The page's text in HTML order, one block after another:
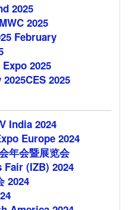
2025
MWC 2025
February
2025
CES 2025
India 2024
Europe 2024
年会暨展览会
(IZB) 2024
2024